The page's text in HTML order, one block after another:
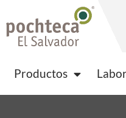
Productos